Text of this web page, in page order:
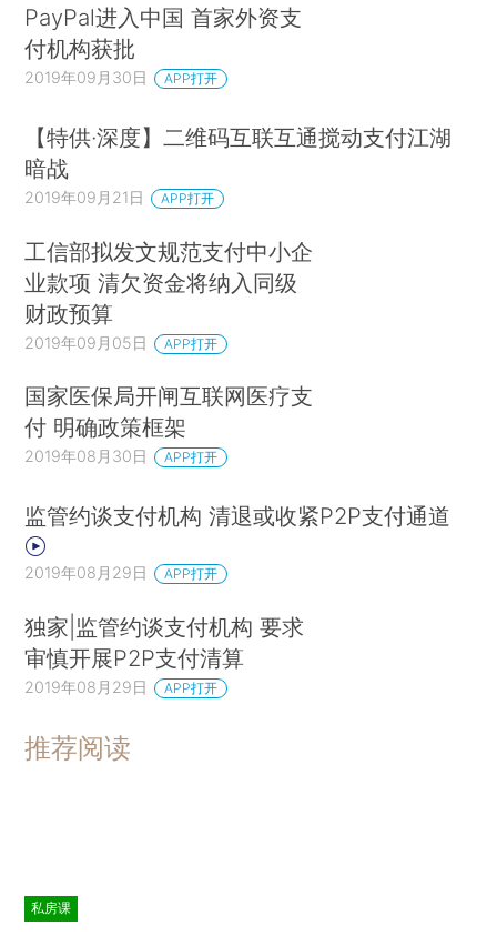
PayPal进入中国 首家外资支
付机构获批
2019年09月30日 APP打开
【特供·深度】二维码互联互通搅动支付江湖
暗战
2019年09月21日 APP打开
工信部拟发文规范支付中小企
业款项 清欠资金将纳入同级
财政预算
2019年09月05日 APP打开
国家医保局开闸互联网医疗支
付 明确政策框架
2019年08月30日 APP打开
监管约谈支付机构 清退或收紧P2P支付通道
2019年08月29日 APP打开
独家|监管约谈支付机构 要求
审慎开展P2P支付清算
2019年08月29日 APP打开
推荐阅读
私房课